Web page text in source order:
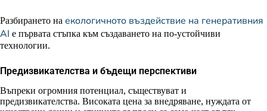
Разбирането на екологичното въздействие на генеративния
AI е първата стъпка към създаването на по-устойчиви
технологии.
Предизвикателства и бъдещи перспективи
Въпреки огромния потенциал, съществуват и
предизвикателства. Високата цена за внедряване, нуждата от